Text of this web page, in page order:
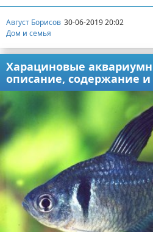
Август Борисов 30-06-2019 20:02
Дом и семья
Харациновые
описание, содержание и